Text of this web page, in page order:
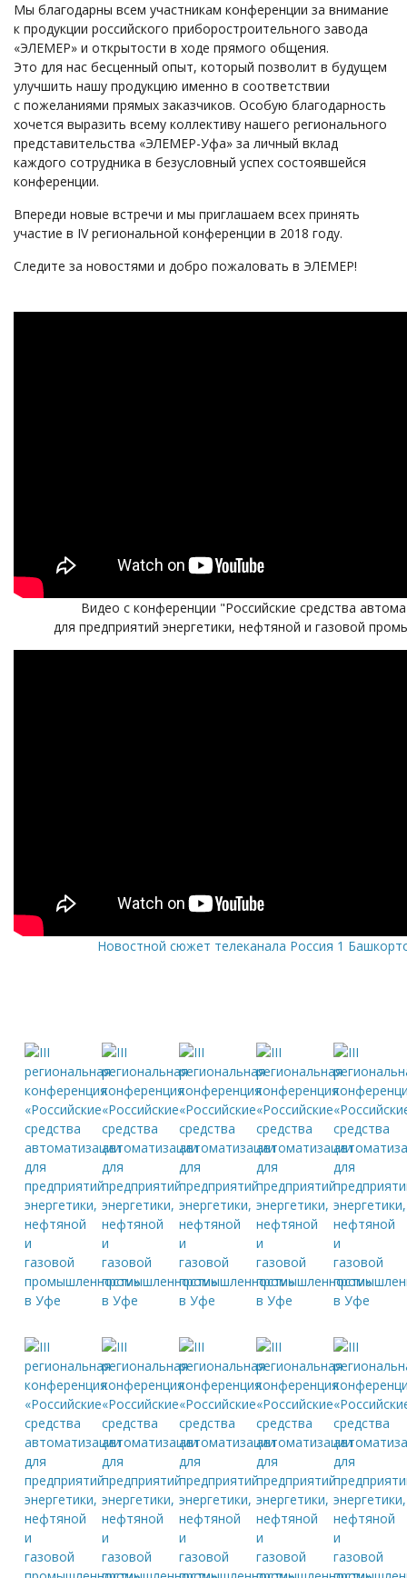
Мы благодарны всем участникам конференции за внимание
к продукции российского приборостроительного завода
«ЭЛЕМЕР» и открытости в ходе прямого общения.
Это для нас бесценный опыт, который позволит в будущем
улучшить нашу продукцию именно в соответствии
с пожеланиями прямых заказчиков. Особую благодарность
хочется выразить всему коллективу нашего регионального
представительства «ЭЛЕМЕР-Уфа» за личный вклад
каждого сотрудника в безусловный успех состоявшейся
конференции.
Впереди новые встречи и мы приглашаем всех принять
участие в IV региональной конференции в 2018 году.
Следите за новостями и добро пожаловать в ЭЛЕМЕР!
Видео с конференции "Российские средства
для предприятий энергетики, нефтяной и газовой
Новостной сюжет телеканала Россия 1